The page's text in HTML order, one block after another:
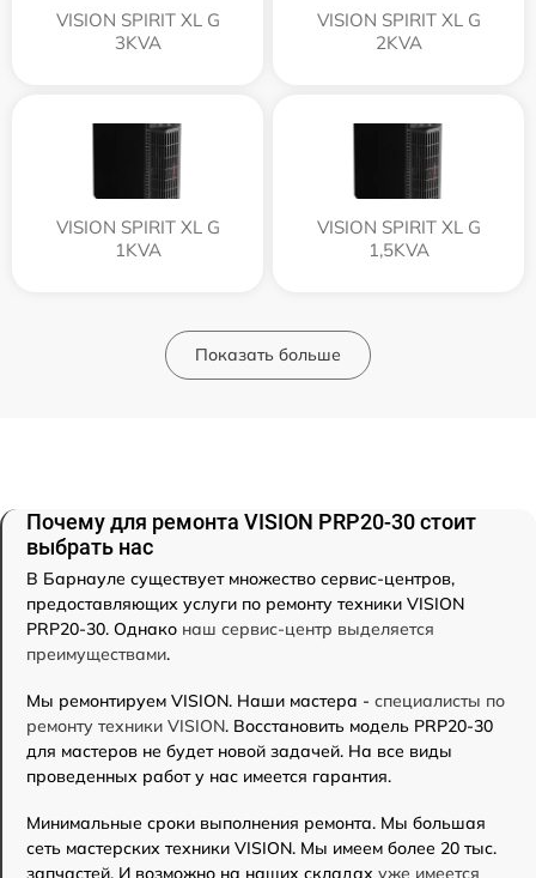
VISION SPIRIT XL G
3KVA
VISION SPIRIT XL G
2KVA
VISION SPIRIT XL G
1KVA
VISION SPIRIT XL G
1,5KVA
Показать больше
Почему для ремонта VISION PRP20-30 стоит
выбрать нас
В Барнауле существует множество сервис-центров,
предоставляющих услуги по ремонту техники VISION
PRP20-30. Однако наш сервис-центр выделяется
преимуществами.
Мы ремонтируем VISION. Наши мастера - специалисты по
ремонту техники VISION. Восстановить модель PRP20-30
для мастеров не будет новой задачей. На все виды
проведенных работ у нас имеется гарантия.
Минимальные сроки выполнения ремонта. Мы большая
сеть мастерских техники VISION. Мы имеем более 20 тыс.
запчастей. И возможно на наших складах уже имеется